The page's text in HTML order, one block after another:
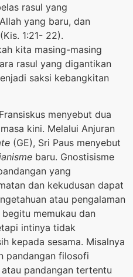
rasul yang
yang baru, dan
1:21- 22).
kita masing-masing
rasul yang digantikan
saksi kebangkitan
menyebut dua
kini. Melalui Anjuran
(GE), Sri Paus menyebut
baru. Gnostisisme
yang
dan kekudusan dapat
atau pengalaman
memukau dan
intinya tidak
kepada sesama. Misalnya
pandangan filosofi
pandangan tertentu